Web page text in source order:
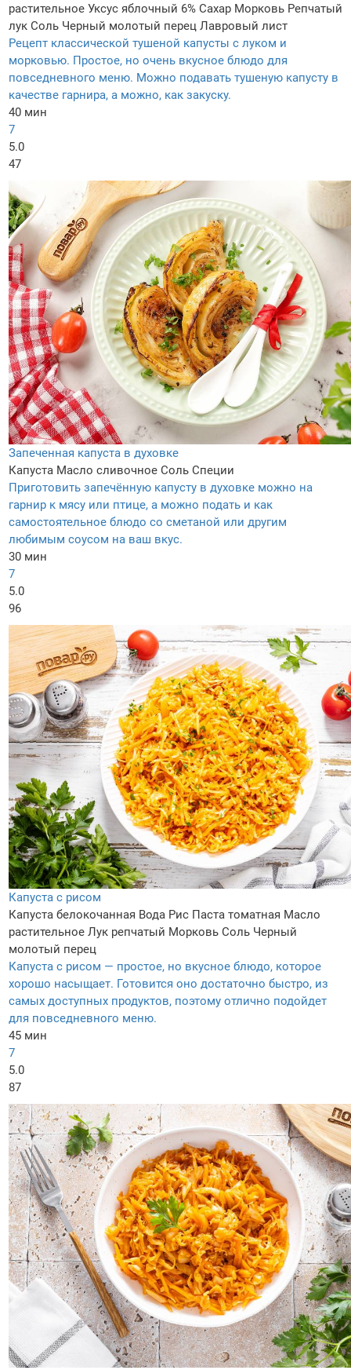
растительное Уксус яблочный 6% Сахар Морковь Репчатый
лук Соль Черный молотый перец Лавровый лист
Рецепт классической тушеной капусты с луком и
морковью. Простое, но очень вкусное блюдо для
повседневного меню. Можно подавать тушеную капусту в
качестве гарнира, а можно, как закуску.
40 мин
7
5.0
47
Запеченная капуста в духовке
Капуста Масло сливочное Соль Специи
Приготовить запечённую капусту в духовке можно на
гарнир к мясу или птице, а можно подать и как
самостоятельное блюдо со сметаной или другим
любимым соусом на ваш вкус.
30 мин
7
5.0
96
Капуста с рисом
Капуста белокочанная Вода Рис Паста томатная Масло
растительное Лук репчатый Морковь Соль Черный
молотый перец
Капуста с рисом — простое, но вкусное блюдо, которое
хорошо насыщает. Готовится оно достаточно быстро, из
самых доступных продуктов, поэтому отлично подойдет
для повседневного меню.
45 мин
7
5.0
87